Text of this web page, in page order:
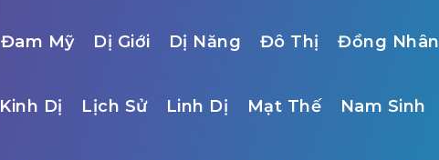
Đam Mỹ Dị Giới Dị Năng Đô Thị Đồng Nhân
Kinh Dị Lịch Sử Linh Dị Mạt Thế Nam Sinh